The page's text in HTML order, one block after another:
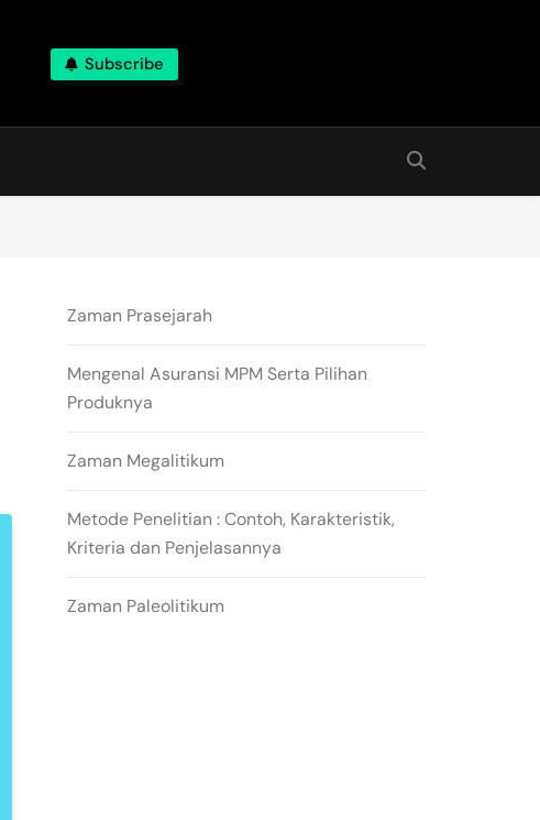
Subscribe
Zaman Prasejarah
Mengenal Asuransi MPM Serta Pilihan
Produknya
Zaman Megalitikum
Metode Penelitian : Contoh, Karakteristik,
Kriteria dan Penjelasannya
Zaman Paleolitikum